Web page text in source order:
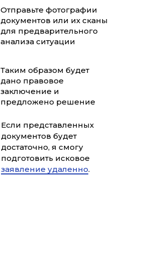
Отправьте фотографии
документов или их сканы
для предварительного
анализа ситуации
Таким образом будет
дано правовое
заключение и
предложено решение
Если представленных
документов будет
достаточно, я смогу
подготовить исковое
заявление удаленно.